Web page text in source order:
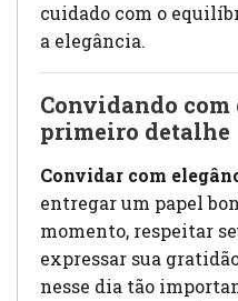
cuidado com o
a elegância.
Convidando com
primeiro detalhe
Convidar com
entregar um papel
momento, respeitar
expressar sua
nesse dia tão